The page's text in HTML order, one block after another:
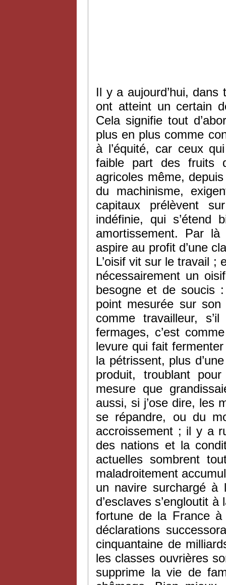
Il y a aujourd’hui, dans
ont atteint un certain
Cela signifie tout
plus en plus comme
à l’équité, car ceux
faible part des fruits
agricoles même,
du machinisme,
capitaux prélèvent
indéfinie, qui s’étend
amortissement. Par
aspire au profit d’une
L’oisif vit sur le travail ;
nécessairement un
besogne et de soucis
point mesurée sur
comme travailleur,
fermages, c’est
levure qui fait
la pétrissent, plus
produit, troublant
mesure que
aussi, si j’ose dire, les
se répandre, ou du
accroissement ; il y a
des nations et la
actuelles sombrent
maladroitement
un navire surchargé à
d’esclaves s’engloutit
fortune de la France
déclarations
cinquantaine de
les classes ouvrières
supprime la vie de